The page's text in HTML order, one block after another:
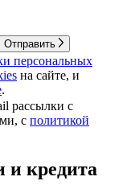
Отправить
персональных
на сайте, и
.
рассылки с
с политикой
и кредита